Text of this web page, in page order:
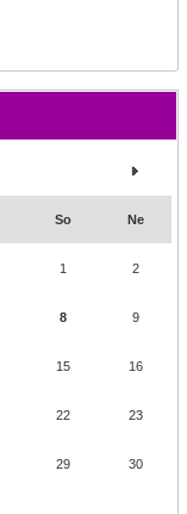
So Ne
1 2
8 9
15 16
22 23
29 30